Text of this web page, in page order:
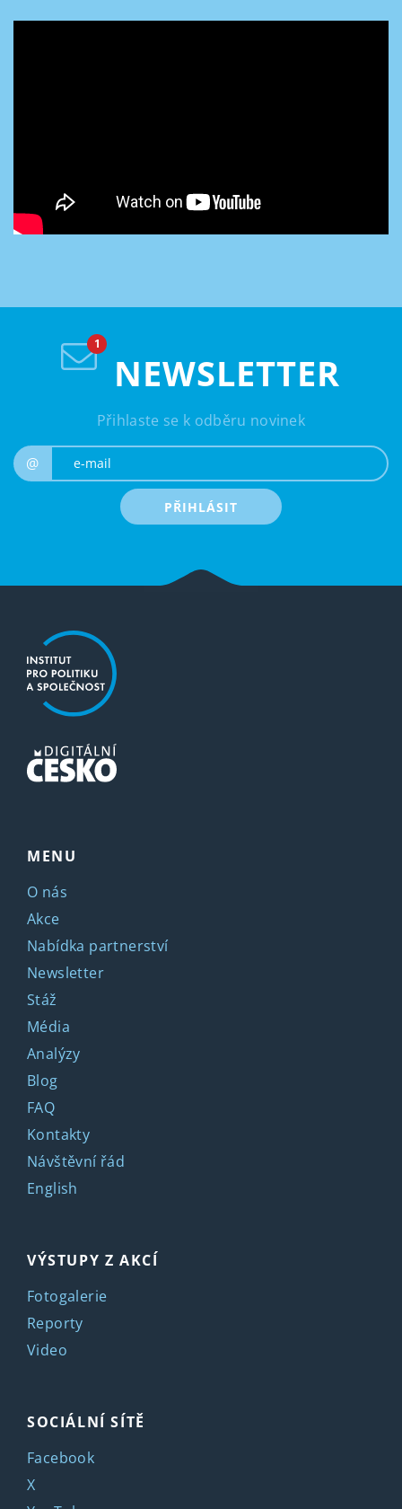
NEWSLETTER
Přihlaste se k odběru novinek
@
PŘIHLÁSIT
MENU
O nás
Akce
Nabídka partnerství
Newsletter
Stáž
Média
Analýzy
Blog
FAQ
Kontakty
Návštěvní řád
English
VÝSTUPY Z AKCÍ
Fotogalerie
Reporty
Video
SOCIÁLNÍ SÍTĚ
Facebook
X